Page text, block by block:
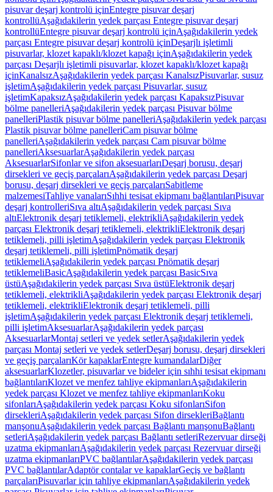
pisuvar deşarj kontrolü içinEntegre pisuvar deşarj
kontrollüAşağıdakilerin yedek parçası Entegre pisuvar deşarj
kontrollüEntegre pisuvar deşarj kontrolü içinAşağıdakilerin yedek
parçası Entegre pisuvar deşarj kontrolü içinDeşarjlı işletimli
pisuvarlar, klozet kapaklı/klozet kapağı içinAşağıdakilerin yedek
parçası Deşarjlı işletimli pisuvarlar, klozet kapaklı/klozet kapağı
içinKanalsızAşağıdakilerin yedek parçası KanalsızPisuvarlar, susuz
işletimAşağıdakilerin yedek parçası Pisuvarlar, susuz
işletimKapaksızAşağıdakilerin yedek parçası KapaksızPisuvar
bölme panelleriAşağıdakilerin yedek parçası Pisuvar bölme
panelleriPlastik pisuvar bölme panelleriAşağıdakilerin yedek parçası
Plastik pisuvar bölme panelleriCam pisuvar bölme
panelleriAşağıdakilerin yedek parçası Cam pisuvar bölme
panelleriAksesuarlarAşağıdakilerin yedek parçası
AksesuarlarSifonlar ve sifon aksesuarlarıDeşarj borusu, deşarj
dirsekleri ve geçiş parçalarıAşağıdakilerin yedek parçası Deşarj
borusu, deşarj dirsekleri ve geçiş parçalarıSabitleme
malzemesiTahliye vanalarıSıhhi tesisat ekipmanı bağlantılarıPisuvar
deşarj kontrolleriSıva altıAşağıdakilerin yedek parçası Sıva
altıElektronik deşarj tetiklemeli, elektrikliAşağıdakilerin yedek
parçası Elektronik deşarj tetiklemeli, elektrikliElektronik deşarj
tetiklemeli, pilli işletimAşağıdakilerin yedek parçası Elektronik
deşarj tetiklemeli, pilli işletimPnömatik deşarj
tetiklemeliAşağıdakilerin yedek parçası Pnömatik deşarj
tetiklemeliBasicAşağıdakilerin yedek parçası BasicSıva
üstüAşağıdakilerin yedek parçası Sıva üstüElektronik deşarj
tetiklemeli, elektrikliAşağıdakilerin yedek parçası Elektronik deşarj
tetiklemeli, elektrikliElektronik deşarj tetiklemeli, pilli
işletimAşağıdakilerin yedek parçası Elektronik deşarj tetiklemeli,
pilli işletimAksesuarlarAşağıdakilerin yedek parçası
AksesuarlarMontaj setleri ve yedek setlerAşağıdakilerin yedek
parçası Montaj setleri ve yedek setlerDeşarj borusu, deşarj dirsekleri
ve geçiş parçalarıKör kapaklarEntegre kumandalarDiğer
aksesuarlarKlozetler, pisuvarlar ve bideler için sıhhi tesisat ekipmanı
bağlantılarıKlozet ve menfez tahliye ekipmanlarıAşağıdakilerin
yedek parçası Klozet ve menfez tahliye ekipmanlarıKoku
sifonlarıAşağıdakilerin yedek parçası Koku sifonlarıSifon
dirsekleriAşağıdakilerin yedek parçası Sifon dirsekleriBağlantı
manşonuAşağıdakilerin yedek parçası Bağlantı manşonuBağlantı
setleriAşağıdakilerin yedek parçası Bağlantı setleriRezervuar dirseği
uzatma ekipmanlarıAşağıdakilerin yedek parçası Rezervuar dirseği
uzatma ekipmanlarıPVC bağlantılarAşağıdakilerin yedek parçası
PVC bağlantılarAdaptör contalar ve kapaklarGeçiş ve bağlantı
parçalarıPisuvarlar için tahliye ekipmanlarıAşağıdakilerin yedek